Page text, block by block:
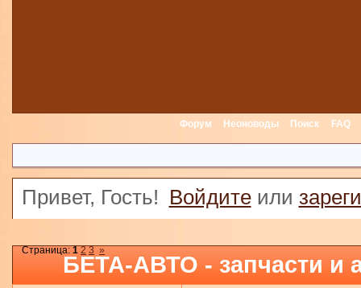
Форум Неоноводы Поиск FAQ
Привет, Гость! Войдитеили
БЕТА-АВТО - запчасти и
Страница:1 2 3 »